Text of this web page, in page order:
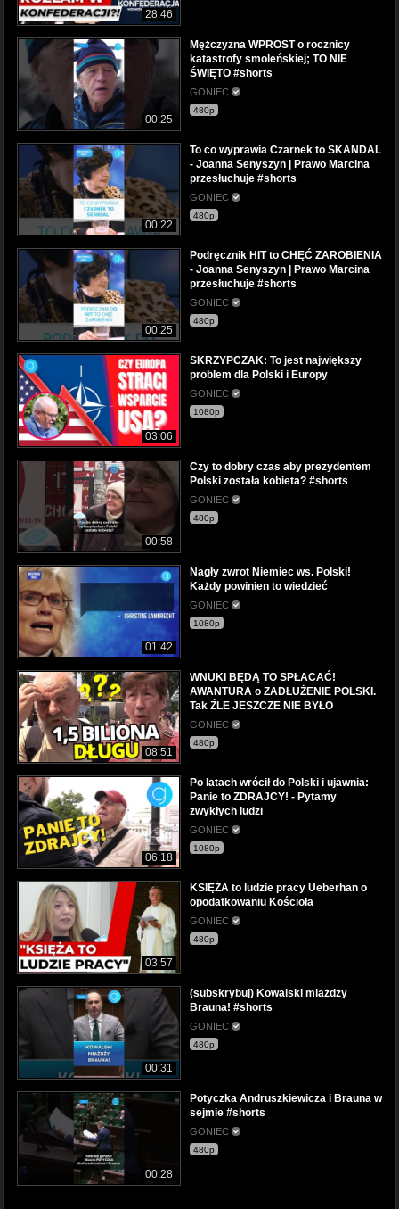
28:46
00:25
Mężczyzna WPROST o rocznicy
katastrofy smoleńskiej; TO NIE
ŚWIĘTO #shorts
GONIEC
480p
00:22
To co wyprawia Czarnek to SKANDAL
- Joanna Senyszyn | Prawo Marcina
przesłuchuje #shorts
GONIEC
480p
00:25
Podręcznik HIT to CHĘĆ ZAROBIENIA
- Joanna Senyszyn | Prawo Marcina
przesłuchuje #shorts
GONIEC
480p
03:06
SKRZYPCZAK: To jest największy
problem dla Polski i Europy
GONIEC
1080p
00:58
Czy to dobry czas aby prezydentem
Polski została kobieta? #shorts
GONIEC
480p
01:42
Nagły zwrot Niemiec ws. Polski!
Każdy powinien to wiedzieć
GONIEC
1080p
08:51
WNUKI BĘDĄ TO SPŁACAĆ!
AWANTURA o ZADŁUŻENIE POLSKI.
Tak ŹLE JESZCZE NIE BYŁO
GONIEC
480p
06:18
Po latach wrócił do Polski i ujawnia:
Panie to ZDRAJCY! - Pytamy
zwykłych ludzi
GONIEC
1080p
03:57
KSIĘŻA to ludzie pracy Ueberhan o
opodatkowaniu Kościoła
GONIEC
480p
00:31
(subskrybuj) Kowalski miażdży
Brauna! #shorts
GONIEC
480p
00:28
Potyczka Andruszkiewicza i Brauna w
sejmie #shorts
GONIEC
480p